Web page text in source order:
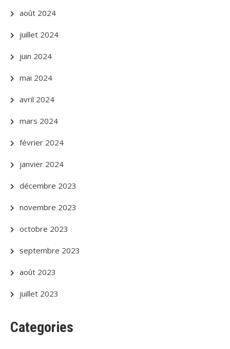
août 2024
juillet 2024
juin 2024
mai 2024
avril 2024
mars 2024
février 2024
janvier 2024
décembre 2023
novembre 2023
octobre 2023
septembre 2023
août 2023
juillet 2023
Categories